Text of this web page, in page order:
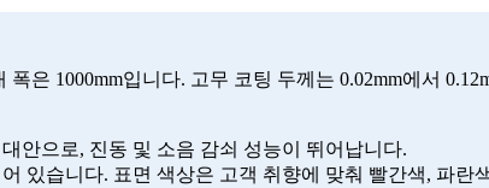
은 1000mm입니다. 고무 코팅 두께는 0.02mm에서
안으로, 진동 및 소음 감쇠 성능이 뛰어납니다.
있습니다. 표면 색상은 고객 취향에 맞춰 빨간색, 파